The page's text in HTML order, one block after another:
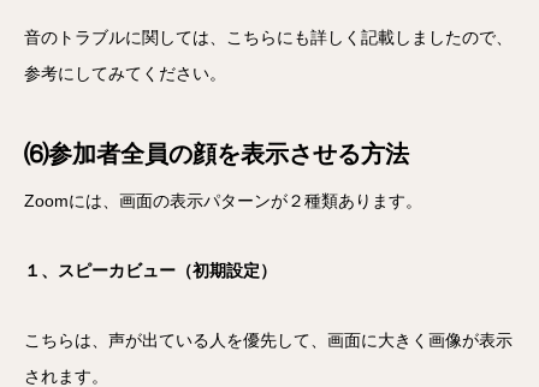
音のトラブルに関しては、こちらにも詳しく記載しましたので、
参考にしてみてください。
⑹参加者全員の顔を表示させる方法
Zoomには、画面の表示パターンが２種類あります。
１、スピーカビュー（初期設定）
こちらは、声が出ている人を優先して、画面に大きく画像が表示
されます。